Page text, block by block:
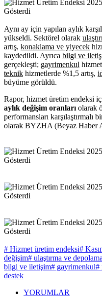
Aynı ay için yapılan aylık
yükseldi. Sektörel olarak
artış, konaklama ve yiyecek
kaydedildi. Ayrıca bilgi ve
gerçekleşti; gayrimenkul
teknik hizmetlerde %1,5 artış,
büyüme görüldü.
Rapor, hizmet üretim endeksi
aylık değişim oranları olarak
performansları karşılaştırmalı
olarak BYZHA (Beyaz Haber
# Hizmet üretim endeksi#
değişim# ulaştırma ve depolama
bilgi ve iletişim# gayrimenkul#
destek
YORUMLAR